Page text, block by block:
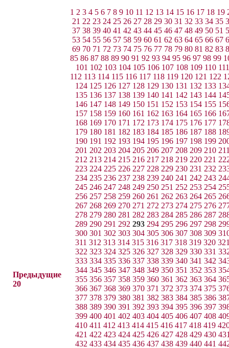
Предыдущие
20
1 2 3 4 5 6 7 8 9 10 11 12 13 14 15 16 17 18 19
21 22 23 24 25 26 27 28 29 30 31 32 33 34 35
37 38 39 40 41 42 43 44 45 46 47 48 49 50 51
53 54 55 56 57 58 59 60 61 62 63 64 65 66 67
69 70 71 72 73 74 75 76 77 78 79 80 81 82 83
85 86 87 88 89 90 91 92 93 94 95 96 97 98 99
101 102 103 104 105 106 107 108 109 110 111
112 113 114 115 116 117 118 119 120 121 122
124 125 126 127 128 129 130 131 132 133
135 136 137 138 139 140 141 142 143 144
146 147 148 149 150 151 152 153 154 155
157 158 159 160 161 162 163 164 165 166
168 169 170 171 172 173 174 175 176 177
179 180 181 182 183 184 185 186 187 188
190 191 192 193 194 195 196 197 198 199
201 202 203 204 205 206 207 208 209 210
212 213 214 215 216 217 218 219 220 221
223 224 225 226 227 228 229 230 231 232
234 235 236 237 238 239 240 241 242 243
245 246 247 248 249 250 251 252 253 254
256 257 258 259 260 261 262 263 264 265
267 268 269 270 271 272 273 274 275 276
278 279 280 281 282 283 284 285 286 287
289 290 291 292 293 294 295 296 297 298
300 301 302 303 304 305 306 307 308 309
311 312 313 314 315 316 317 318 319 320
322 323 324 325 326 327 328 329 330 331
333 334 335 336 337 338 339 340 341 342
344 345 346 347 348 349 350 351 352 353
355 356 357 358 359 360 361 362 363 364
366 367 368 369 370 371 372 373 374 375
377 378 379 380 381 382 383 384 385 386
388 389 390 391 392 393 394 395 396 397
399 400 401 402 403 404 405 406 407 408
410 411 412 413 414 415 416 417 418 419
421 422 423 424 425 426 427 428 429 430
432 433 434 435 436 437 438 439 440 441